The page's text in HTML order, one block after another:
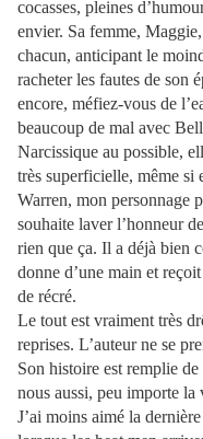
cocasses, pleines
envier. Sa femme,
chacun, anticipant le
racheter les fautes de son
encore, méfiez-vous de
beaucoup de mal avec
Narcissique au possible,
très superficielle, même si
Warren, mon personnage
souhaite laver l’honneur
rien que ça. Il a déjà bien
donne d’une main et
de récré.
Le tout est vraiment très
reprises. L’auteur ne se
Son histoire est remplie
nous aussi, peu importe la
J’ai moins aimé la